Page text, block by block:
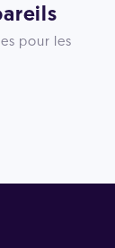
pour les